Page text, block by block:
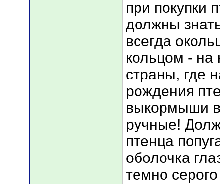
при покупки
должны
всегда
кольцом - на
страны, где
рождения
выкормыши
ручные!
птенца
оболочка
темно